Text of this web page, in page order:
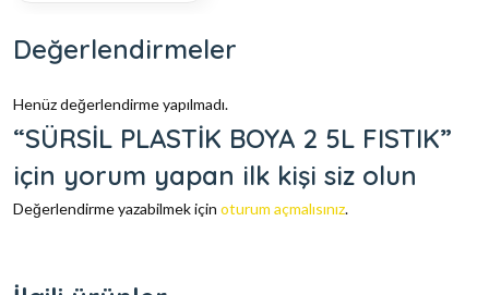
Değerlendirmeler
Henüz değerlendirme yapılmadı.
“SÜRSİL PLASTİK BOYA 2 5L FISTIK”
için yorum yapan ilk kişi siz olun
Değerlendirme yazabilmek için oturum açmalısınız.